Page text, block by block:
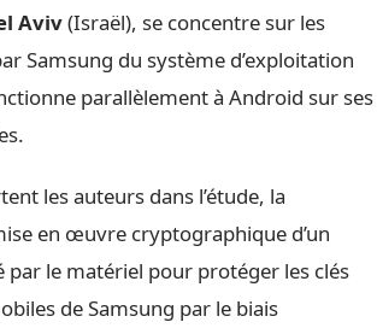
Aviv(Israël), se concentre sur les
Samsung du système d’exploitation
parallèlement à Android sur ses
les auteurs dans l’étude, la
en œuvre cryptographique d’un
par le matériel pour protéger les clés
de Samsung par le biais